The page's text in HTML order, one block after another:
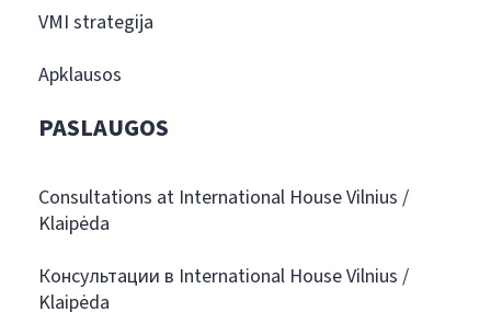
VMI strategija
Apklausos
PASLAUGOS
Consultations at International House Vilnius /
Klaipėda
Консультации в International House Vilnius /
Klaipėda